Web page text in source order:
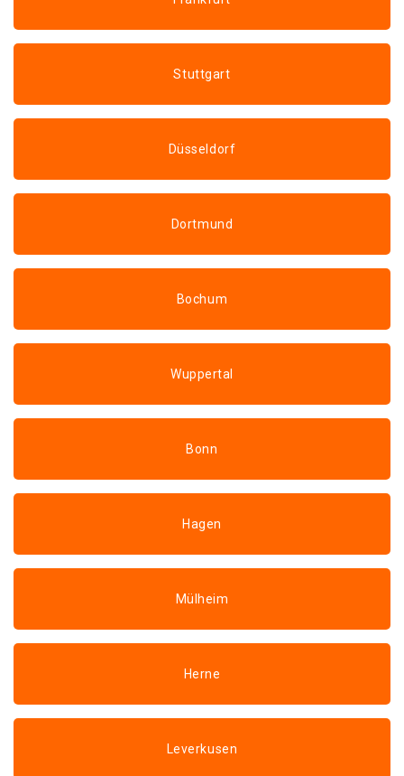
Stuttgart
Düsseldorf
Dortmund
Bochum
Wuppertal
Bonn
Hagen
Mülheim
Herne
Leverkusen